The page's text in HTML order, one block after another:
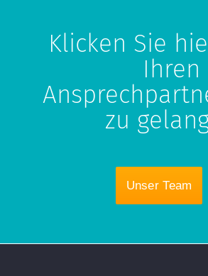
Klicken Sie
Ihren
zu
Unser Team